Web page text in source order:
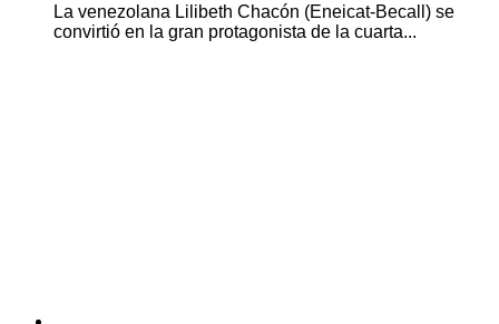
La venezolana Lilibeth Chacón (Eneicat-Becall) se
convirtió en la gran protagonista de la cuarta...